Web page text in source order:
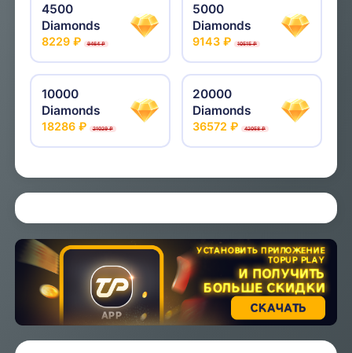
4500
Diamonds
8229 ₽ 9464 ₽
5000
Diamonds
9143 ₽ 10515 ₽
10000
Diamonds
18286 ₽ 21029 ₽
20000
Diamonds
36572 ₽ 42058 ₽